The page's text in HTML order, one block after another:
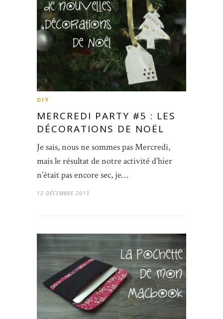
DIY
MERCREDI PARTY #5 : LES
DÉCORATIONS DE NOËL
Je sais, nous ne sommes pas Mercredi,
mais le résultat de notre activité d’hier
n’était pas encore sec, je…
12 DÉCEMBRE 2013